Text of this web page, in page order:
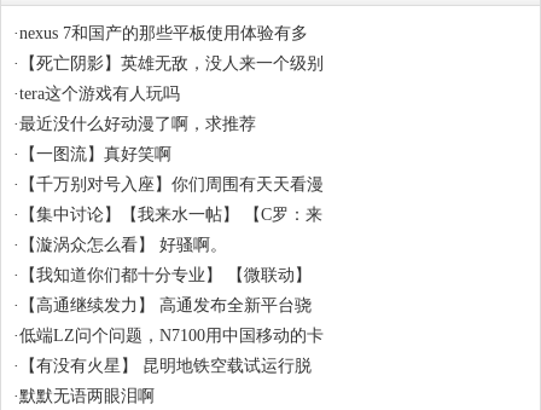
·nexus 7和国产的那些平板使用体验有多
·
【死亡阴影】英雄无敌，没人来一个级别
·tera这个游戏有人玩吗
·最近没什么好动漫了啊，求推荐
·
【一图流】真好笑啊
·
【千万别对号入座】你们周围有天天看漫
·
【集中讨论】【我来水一帖】 【C罗：来
·
【漩涡众怎么看】 好骚啊。
·
【我知道你们都十分专业】 【微联动】
·
【高通继续发力】 高通发布全新平台骁
·低端LZ问个问题，N7100用中国移动的卡
·
【有没有火星】 昆明地铁空载试运行脱
·默默无语两眼泪啊